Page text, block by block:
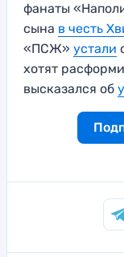
фанаты
сына в честь
«ПСЖ» устали
хотят
высказался об